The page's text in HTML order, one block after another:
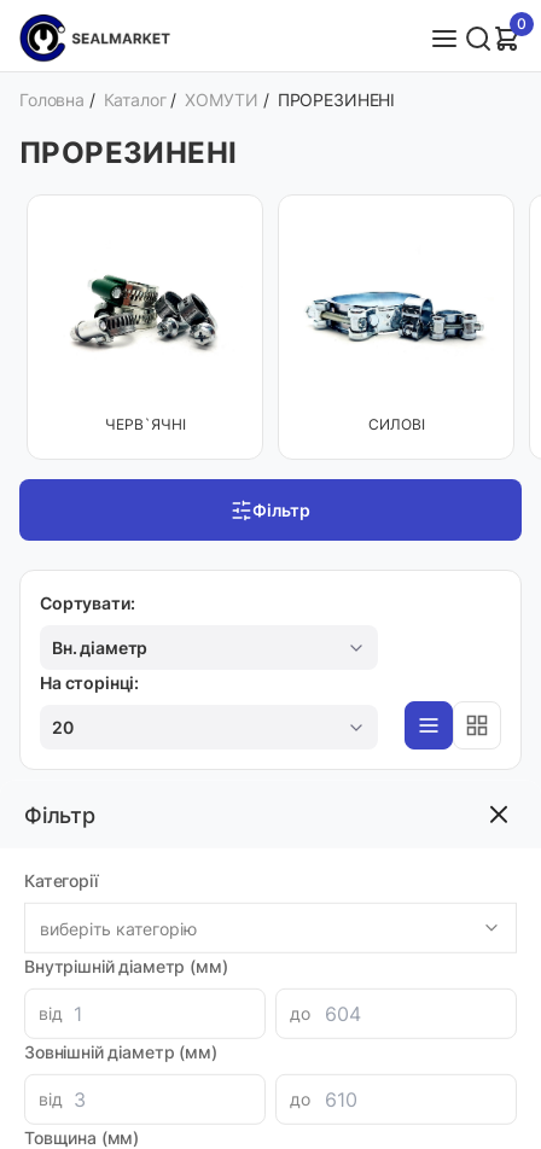
0
Фільтр
Категорії
виберіть категорію
Внутрішній діаметр (мм)
від
до
Зовнішній діаметр (мм)
від
до
Товщина (мм)
Головна / Каталог / ХОМУТИ / ПРОРЕЗИНЕНІ
ПРОРЕЗИНЕНІ
ЧЕРВ`ЯЧНІ СИЛОВІ
Фільтр
Сортувати:
Вн. діаметр
На сторінці:
20
4224.48 грн
ПРОРЕЗИНЕНІ
Хомут Rubber Line Hose Clamp d 10 Bandwidth: